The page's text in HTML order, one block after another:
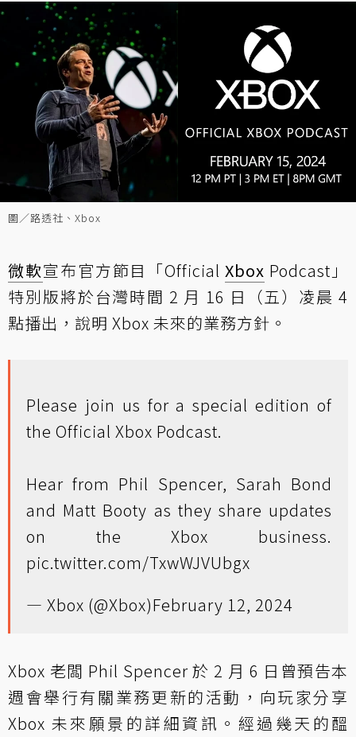
圖／路透社、Xbox
微軟宣布官方節目「OfficialXbox Podcast」
特別版將於台灣時間 2 月 16 日（五）凌晨 4
點播出，說明 Xbox 未來的業務方針。
Please join us for a special edition of
the Official Xbox Podcast.
Hear from Phil Spencer, Sarah Bond
and Matt Booty as they share updates
on the Xbox business.
pic.twitter.com/TxwWJVUbgx
— Xbox (@Xbox)February 12, 2024
Xbox 老闆 Phil Spencer 於 2 月 6 日曾預告本
週會舉行有關業務更新的活動，向玩家分享
Xbox 未來願景的詳細資訊。經過幾天的醞